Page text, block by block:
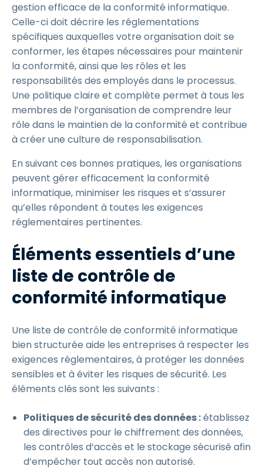
gestion efficace de la conformité informatique.
Celle-ci doit décrire les réglementations
spécifiques auxquelles votre organisation doit se
conformer, les étapes nécessaires pour maintenir
la conformité, ainsi que les rôles et les
responsabilités des employés dans le processus.
Une politique claire et complète permet à tous les
membres de l’organisation de comprendre leur
rôle dans le maintien de la conformité et contribue
à créer une culture de responsabilisation.
En suivant ces bonnes pratiques, les organisations
peuvent gérer efficacement la conformité
informatique, minimiser les risques et s’assurer
qu’elles répondent à toutes les exigences
réglementaires pertinentes.
Éléments essentiels d’une
liste de contrôle de
conformité informatique
Une liste de contrôle de conformité informatique
bien structurée aide les entreprises à respecter les
exigences réglementaires, à protéger les données
sensibles et à éviter les risques de sécurité. Les
éléments clés sont les suivants :
Politiques de sécurité des données :établissez
des directives pour le chiffrement des données,
les contrôles d’accès et le stockage sécurisé afin
d’empêcher tout accès non autorisé.